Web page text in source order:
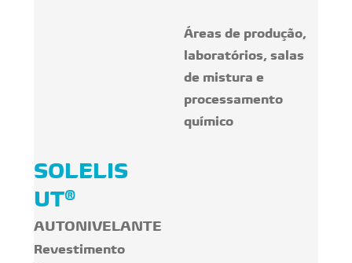
Áreas de produção,
laboratórios, salas
de mistura e
processamento
químico
SOLELIS
UT®
AUTONIVELANTE
Revestimento